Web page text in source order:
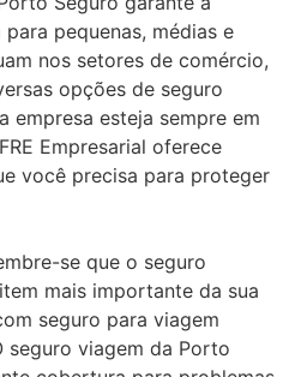
pequenas, médias e
nos setores de comércio,
opções de seguro
empresa esteja sempre em
Empresarial oferece
você precisa para proteger
se que o seguro
mais importante da sua
seguro para viagem
seguro viagem da Porto